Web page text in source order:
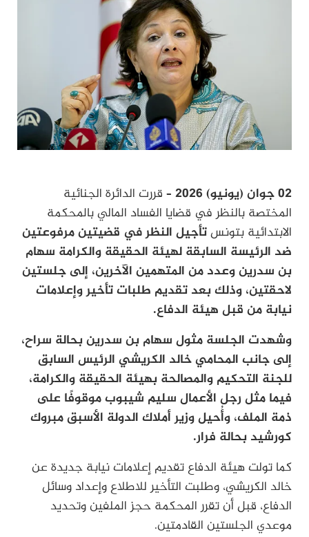
02 جوان (يونيو) 2026 –
قررت الدائرة الجنائية
المختصة بالنظر في قضايا الفساد المالي بالمحكمة
الابتدائية بتونستأجيل النظر في قضيتين مرفوعتين
ضد الرئيسة السابقة لهيئة الحقيقة والكرامة سهام
بن سدرين وعدد من المتهمين الآخرين، إلى جلستين
لاحقتين، وذلك بعد تقديم طلبات تأخير وإعلامات
نيابة من قبل هيئة الدفاع.
وشهدت الجلسة مثول سهام بن سدرين بحالة سراح،
إلى جانب المحامي خالد الكريشي الرئيس السابق
للجنة التحكيم والمصالحة بهيئة الحقيقة والكرامة،
فيما مثل رجل الأعمال سليم شيبوب موقوفًا على
ذمة الملف، وأُحيل وزير أملاك الدولة الأسبق مبروك
كورشيد بحالة فرار.
كما تولت هيئة الدفاع تقديم إعلامات نيابة جديدة عن
خالد الكريشي، وطلبت التأخير للاطلاع وإعداد وسائل
الدفاع، قبل أن تقرر المحكمة حجز الملفين وتحديد
موعدي الجلستين القادمتين.